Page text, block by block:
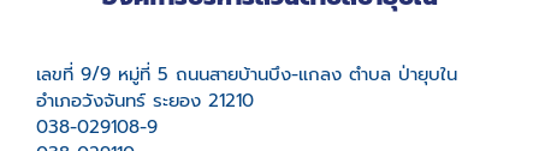
เลขที่ 9/9 หมู่ที่ 5 ถนนสายบ้านบึง-แกลง ตำบล ป่ายุบใน
อำเภอวังจันทร์ ระยอง 21210
038-029108-9